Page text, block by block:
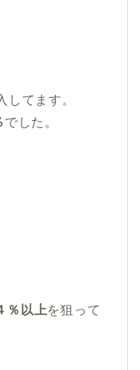
してます。
でした。
％以上を狙って